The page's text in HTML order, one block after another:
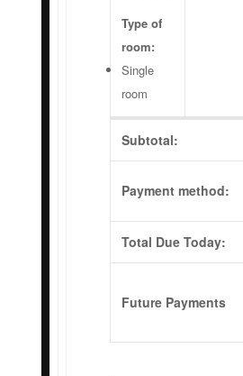
Type of
room:
Single
room
Subtotal:
Payment method:
Total Due Today:
Future Payments